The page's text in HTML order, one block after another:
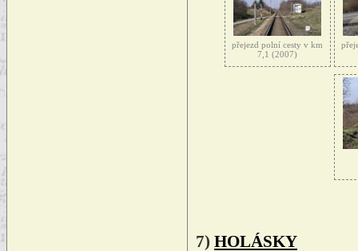
přejezd polní cesty v km
7,1 (2007)
7) HOLÁSKY